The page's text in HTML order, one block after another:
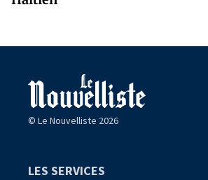
© Le Nouvelliste 2026
LES SERVICES